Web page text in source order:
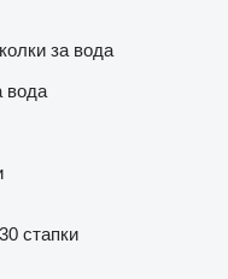
за вода
вода
стапки